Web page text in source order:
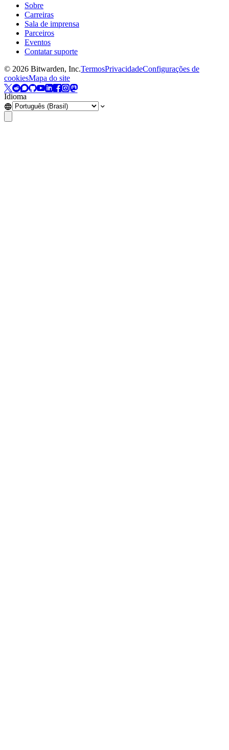
Sobre
Carreiras
Sala de imprensa
Parceiros
Eventos
Contatar suporte
© 2026 Bitwarden, Inc.TermosPrivacidadeConfigurações de
cookiesMapa do site
Idioma